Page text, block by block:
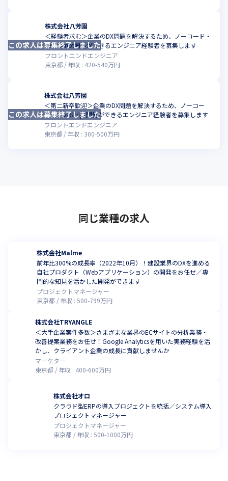
株式会社八芳園
＜経験者求む＞企業のDX問題を解決するため、ノーコード・
JavaScript開発ができるエンジニア経験者を募集します
フロントエンドエンジニア
東京都
年収 : 420-540万円
この求人は募集終了しました
株式会社八芳園
＜第二新卒歓迎＞企業のDX問題を解決するため、ノーコー
ド・JavaScript開発ができるエンジニア経験者を募集します
フロントエンドエンジニア
東京都
年収 : 300-500万円
この求人は募集終了しました
同じ業種の求人
株式会社Malme
前年比300%の成長率（2022年10月）！建設業界のDXを進める
自社プロダクト（Webアプリケーション）の開発をお任せ／専
門的な知見を活かした開発ができます
プロジェクトマネージャー
東京都
年収 : 500-799万円
株式会社TRYANGLE
＜大手企業案件多数＞さまざまな業界のECサイトの分析業務・
改善提案業務をお任せ！Google Analyticsを用いた実務経験を活
かし、クライアント企業の成長に貢献しませんか
マーケター
東京都
年収 : 400-600万円
株式会社オロ
クラウド型ERPの導入プロジェクトを統括／システム導入
プロジェクトマネージャー
プロジェクトマネージャー
東京都
年収 :500-1000万円